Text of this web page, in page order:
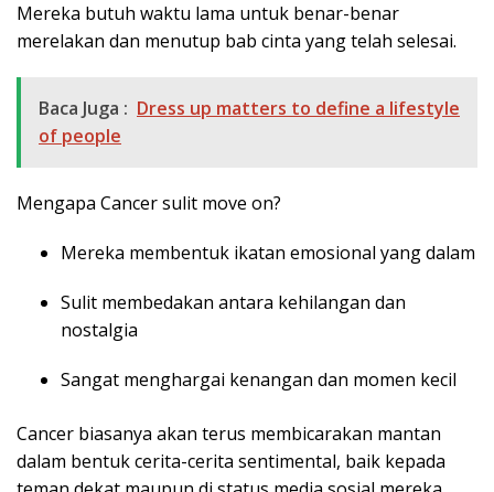
Mereka butuh waktu lama untuk benar-benar
merelakan dan menutup bab cinta yang telah selesai.
Baca Juga : Dress up matters to define a lifestyle
of people
Mengapa Cancer sulit move on?
Mereka membentuk ikatan emosional yang dalam
Sulit membedakan antara kehilangan dan
nostalgia
Sangat menghargai kenangan dan momen kecil
Cancer biasanya akan terus membicarakan mantan
dalam bentuk cerita-cerita sentimental, baik kepada